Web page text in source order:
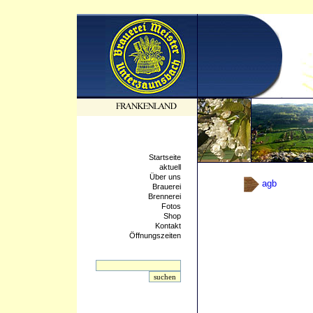
Startseite
aktuell
Über uns
Brauerei
Brennerei
Fotos
Shop
Kontakt
Öffnungszeiten
agb